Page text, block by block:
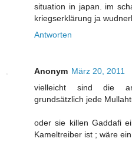
situation in japan. im
kriegserklärung ja
Antworten
Anonym März 20, 2011
vielleicht sind die
grundsätzlich jede
oder sie killen Gaddafi
Kameltreiber ist ; wäre